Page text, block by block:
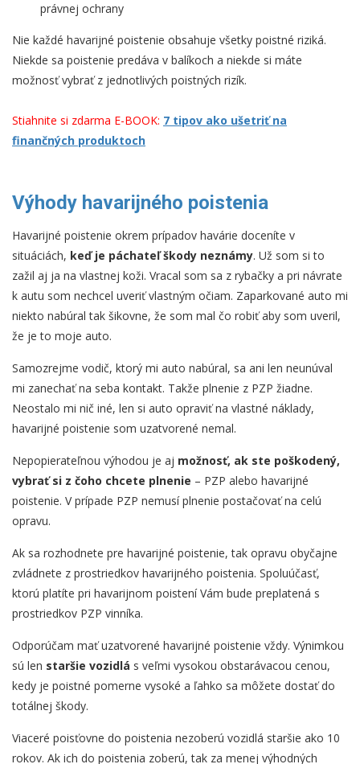
právnej ochrany
Nie každé havarijné poistenie obsahuje všetky poistné riziká.
Niekde sa poistenie predáva v balíkoch a niekde si máte
možnosť vybrať z jednotlivých poistných rizík.
Stiahnite si zdarma E-BOOK: 7 tipov ako ušetriť na
finančných produktoch
Výhody havarijného poistenia
Havarijné poistenie okrem prípadov havárie doceníte v
situáciách, keď je páchateľ škody neznámy. Už som si to
zažil aj ja na vlastnej koži. Vracal som sa z rybačky a pri návrate
k autu som nechcel uveriť vlastným očiam. Zaparkované auto mi
niekto nabúral tak šikovne, že som mal čo robiť aby som uveril,
že je to moje auto.
Samozrejme vodič, ktorý mi auto nabúral, sa ani len neunúval
mi zanechať na seba kontakt. Takže plnenie z PZP žiadne.
Neostalo mi nič iné, len si auto opraviť na vlastné náklady,
havarijné poistenie som uzatvorené nemal.
Nepopierateľnou výhodou je aj možnosť, ak ste poškodený,
vybrať si z čoho chcete plnenie – PZP alebo havarijné
poistenie. V prípade PZP nemusí plnenie postačovať na celú
opravu.
Ak sa rozhodnete pre havarijné poistenie, tak opravu obyčajne
zvládnete z prostriedkov havarijného poistenia. Spoluúčasť,
ktorú platíte pri havarijnom poistení Vám bude preplatená s
prostriedkov PZP vinníka.
Odporúčam mať uzatvorené havarijné poistenie vždy. Výnimkou
sú len staršie vozidlá s veľmi vysokou obstarávacou cenou,
kedy je poistné pomerne vysoké a ľahko sa môžete dostať do
totálnej škody.
Viaceré poisťovne do poistenia nezoberú vozidlá staršie ako 10
rokov. Ak ich do poistenia zoberú, tak za menej výhodných